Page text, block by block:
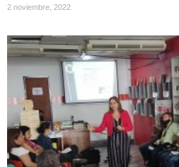
2 noviembre, 2022